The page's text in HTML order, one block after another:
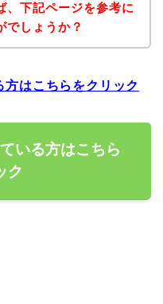
、下記ページを参考に
でしょうか？
はこちらをクリック
いる方はこちら
ク